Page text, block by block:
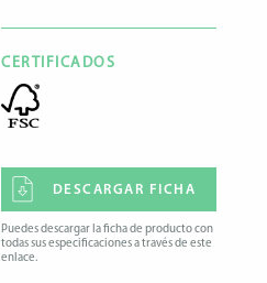
CERTIFICADOS
DESCARGAR FICHA
Puedes descargar la ficha de producto con
todas sus especificaciones a través de este
enlace.